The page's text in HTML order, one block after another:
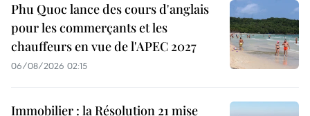
Phu Quoc lance des cours d'anglais
pour les commerçants et les
chauffeurs en vue de l'APEC 2027
06/08/2026 02:15
Immobilier : la Résolution 21 mise